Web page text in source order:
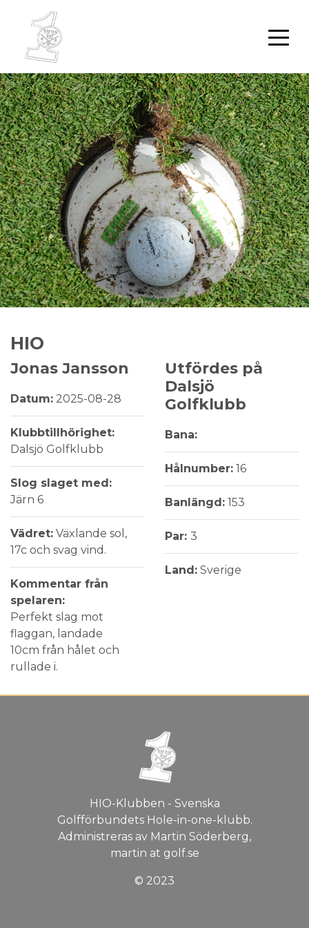
HIO
Jonas Jansson
Datum: 2025-08-28
Klubbtillhörighet:
Dalsjö Golfklubb
Slog slaget med:
Järn 6
Vädret: Växlande sol,
17c och svag vind.
Kommentar från
spelaren:
Perfekt slag mot
flaggan, landade
10cm från hålet och
rullade i.
Utfördes på
Dalsjö
Golfklubb
Bana:
Hålnumber: 16
Banlängd: 153
Par: 3
Land: Sverige
HIO-Klubben - Svenska
Golfförbundets Hole-in-one-klubb.
Administreras av Martin Söderberg,
martin at golf.se
© 2023